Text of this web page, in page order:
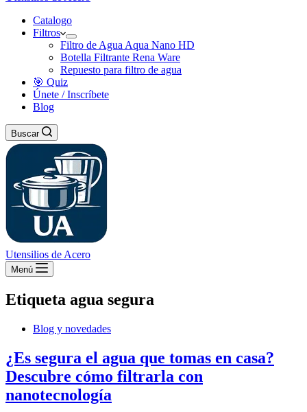
Catalogo
Filtros
Filtro de Agua Aqua Nano HD
Botella Filtrante Rena Ware
Repuesto para filtro de agua
🎯 Quiz
Únete / Inscríbete
Blog
Buscar
Utensilios de Acero
Menú
Etiqueta agua segura
Blog y novedades
¿Es segura el agua que tomas en casa?
Descubre cómo filtrarla con
nanotecnología